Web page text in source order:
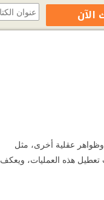
وظواهر عقلية أخرى، مثل
تعطيل هذه العمليات، ويعكف
الآن